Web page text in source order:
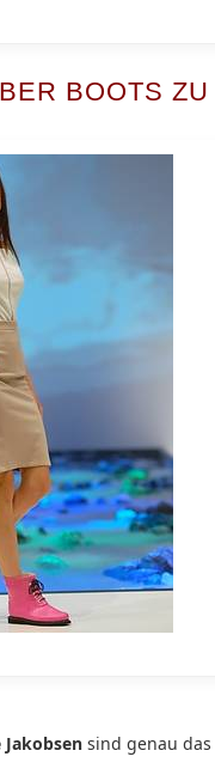
BOOTS
Jakobsen sind genau